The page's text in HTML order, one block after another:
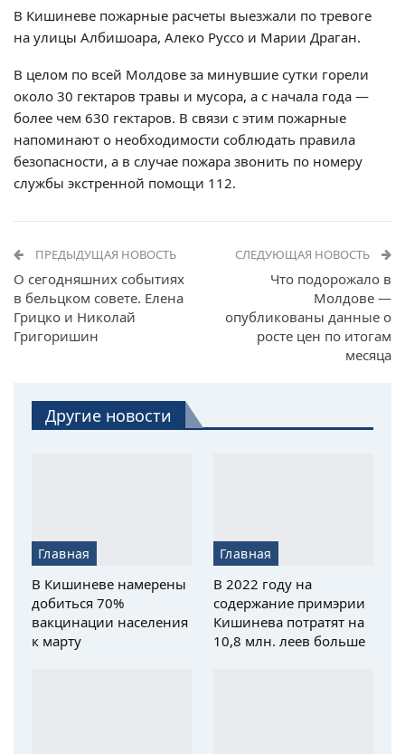
В Кишиневе пожарные расчеты выезжали по тревоге
на улицы Албишоара, Алеко Руссо и Марии Драган.
В целом по всей Молдове за минувшие сутки горели
около 30 гектаров травы и мусора, а с начала года —
более чем 630 гектаров. В связи с этим пожарные
напоминают о необходимости соблюдать правила
безопасности, а в случае пожара звонить по номеру
службы экстренной помощи 112.
ПРЕДЫДУЩАЯ НОВОСТЬ
О сегодняшних событиях
в бельцком совете. Елена
Грицко и Николай
Григоришин
СЛЕДУЮЩАЯ НОВОСТЬ
Что подорожало в
Молдове —
опубликованы данные о
росте цен по итогам
месяца
Другие новости
Главная
В Кишиневе намерены
добиться 70%
вакцинации населения
к марту
Главная
В 2022 году на
содержание примэрии
Кишинева потратят на
10,8 млн. леев больше